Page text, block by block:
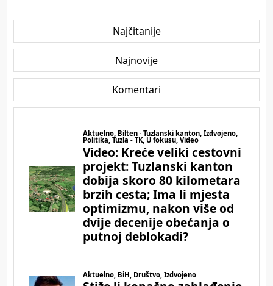
Najčitanije
Najnovije
Komentari